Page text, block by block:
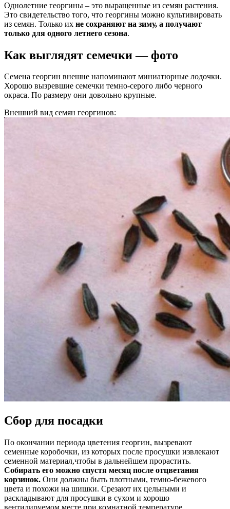
Однолетние георгины – это выращенные из семян растения.
Это свидетельство того, что георгины можно культивировать
из семян. Только их не сохраняют на зиму, а получают
только для одного летнего сезона.
Как выглядят семечки — фото
Семена георгин внешне напоминают миниатюрные лодочки.
Хорошо вызревшие семечки темно-серого либо черного
окраса. По размеру они довольно крупные.
Внешний вид семян георгинов:
Сбор для посадки
По окончании периода цветения георгин, вызревают
семенные коробочки, из которых после просушки извлекают
семенной материал,чтобы в дальнейшем прорастить.
Собирать его можно спустя месяц после отцветания
корзинок. Они должны быть плотными, темно-бежевого
цвета и похожи на шишки. Срезают их цельными и
раскладывают для просушки в сухом и хорошо